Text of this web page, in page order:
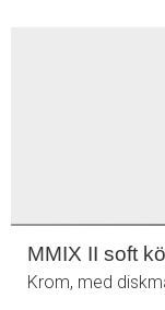
MMIX II soft
Krom, med